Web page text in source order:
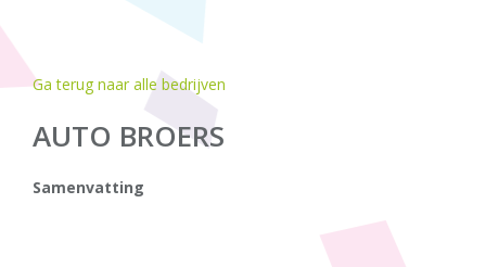
Ga terug naar alle bedrijven
AUTO BROERS
Samenvatting